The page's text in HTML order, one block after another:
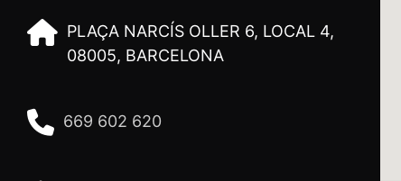
PLAÇA NARCÍS OLLER 6, LOCAL 4,
08005, BARCELONA
669 602 620